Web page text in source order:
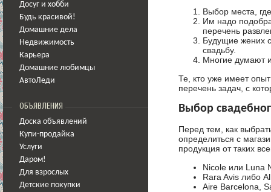
Досуг и хобби
Будь красивой!
Домашние дела
Недвижимость
Карьера
Домашние любимцы
АвтоЛеди
ОБЪЯВЛЕНИЯ
Доска объявлений
Купи-продайка
Услуги
Даром!
Для взрослых
Детские покупки
Выбор места,
Им надо
перечень
Будущие жених
свадьбу.
Многие думают
Те, кто уже имеет
перечень задач, с
Выбор
Перед тем, как
определиться с
продукция от таких
Nicole или Luna
Rara Avis либо
Aire Barcelona,